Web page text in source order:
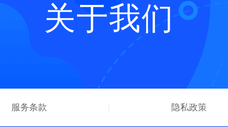
沪日云上互联（IXP） NEW
沪日云上互联（IXP）
江苏常州电信存储区
关于我们
服务条款 隐私政策